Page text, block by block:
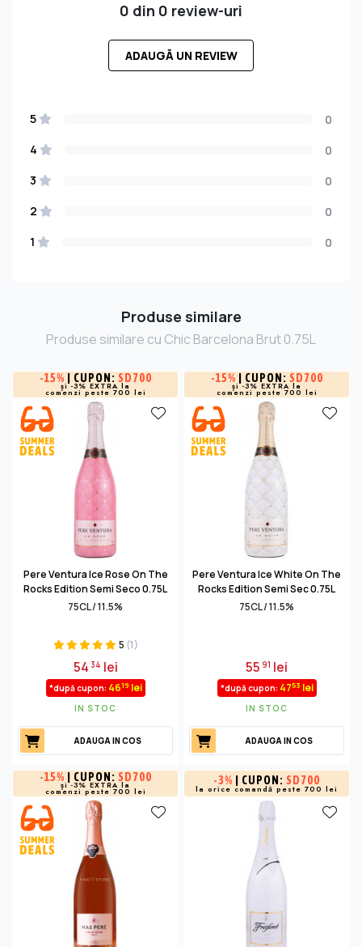
0 din 0 review-uri
ADAUGĂ UN REVIEW
5
0
4
0
3
0
2
0
1
0
Produse similare
Produse similare cu Chic Barcelona Brut 0.75L
-15% | CUPON: SD700
și -3% EXTRA la
comenzi peste 700 lei
Pere Ventura Ice Rose On The
Rocks Edition Semi Seco 0.75L
75CL / 11.5%
5 (1)
54 34 lei
*după cupon: 4619 lei
IN STOC
ADAUGA IN COS
-15% | CUPON: SD700
și -3% EXTRA la
comenzi peste 700 lei
Pere Ventura Ice White On The
Rocks Edition Semi Sec 0.75L
75CL / 11.5%
5591 lei
*după cupon: 4753 lei
IN STOC
ADAUGA IN COS
-15% | CUPON: SD700
și -3% EXTRA la
comenzi peste 700 lei
-3% | CUPON: SD700
la orice comandă peste 700 lei